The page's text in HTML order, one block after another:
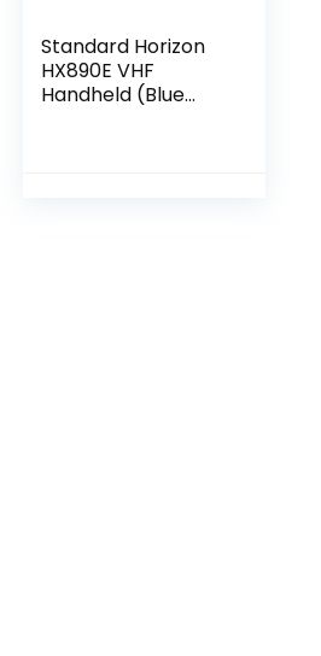
Standard Horizon
HX890E VHF
Handheld (Blue